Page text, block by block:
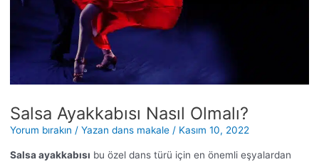
Salsa Ayakkabısı Nasıl Olmalı?
Yorum bırakın / Yazan dans makale / Kasım 10, 2022
Salsa ayakkabısı bu özel dans türü için en önemli eşyalardan